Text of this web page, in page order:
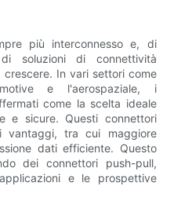
più interconnesso e, di
soluzioni di connettività
In vari settori come
e l'aerospaziale, i
come la scelta ideale
e sicure. Questi connettori
vantaggi, tra cui maggiore
dati efficiente. Questo
dei connettori push-pull,
e le prospettive